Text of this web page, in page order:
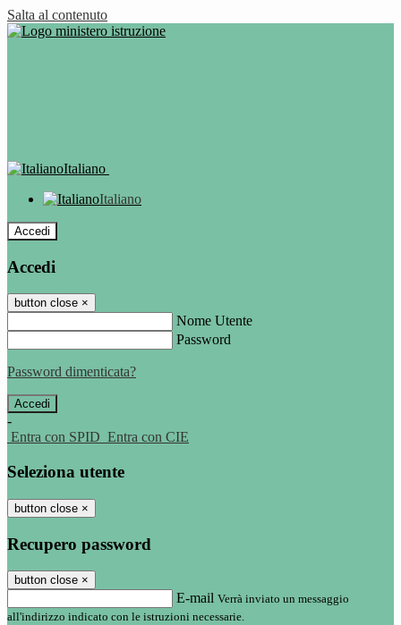
Salta al contenuto
Italiano
Italiano
Accedi
Accedi
button close ×
Nome Utente
Password
Password dimenticata?
-
Entra con SPID Entra con CIE
Seleziona utente
button close ×
Recupero password
button close ×
E-mail Verrà inviato un messaggio
all'indirizzo indicato con le istruzioni necessarie.